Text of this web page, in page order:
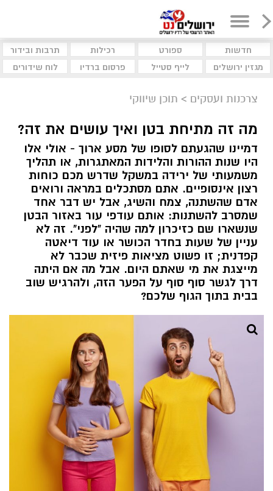
חדשות ספורט רכילות
תרבות ובידור
מגזין ירושלים
לייף סטייל פרסום ברדיו לוח שידורים
צרכנות ועסקים > תוכן שיווקי
מה זה מתיחת בטן ואיך עושים את זה?
דמיינו שהגעתם לסופו של מסע ארוך - אולי אלו
היו שנות ההורות והלידות המאתגרות, או תהליך
משמעותי של ירידה במשקל שדרש מכם כוחות
רצון אינסופיים. אתם מסתכלים במראה ורואים
אדם שהשתנה, צמח והשיג, אבל יש דבר אחד
שמסרב להשתנות: אותם עודפי עור באזור הבטן
שנשארו שם כזיכרון למה שהיה "לפני". זה לא
עניין של שעות בחדר הכושר או עוד דיאטה
קפדנית; זו פשוט מציאות פיזית שכבר לא
מייצגת את מי שאתם היום. אבל מה אם היתה
דרך לגשר סוף סוף על הפער הזה, ולהרגיש שוב
בבית בתוך הגוף שלכם?